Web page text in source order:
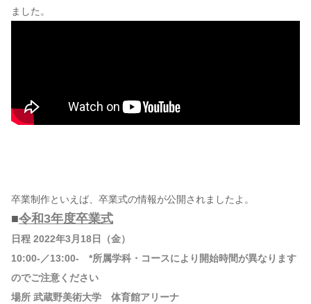
ました。
卒業制作といえば、卒業式の情報が公開されましたよ。
■令和3年度卒業式
日程 2022年3月18日（金）
10:00-／13:00- *所属学科・コースにより開始時間が異なります
のでご注意ください
場所 武蔵野美術大学 体育館アリーナ